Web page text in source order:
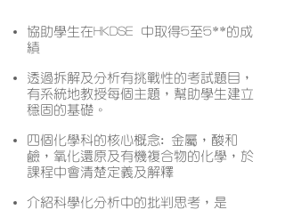
協助學生在HKDSE 中取得5至5**的成
績
透過拆解及分析有挑戰性的考試題目，
有系統地教授每個主題，幫助學生建立
穩固的基礎。
四個化學科的核心概念: 金屬，酸和
鹼，氧化還原及有機複合物的化學，於
課程中會清楚定義及解釋
介紹科學化分析中的批判思考，是